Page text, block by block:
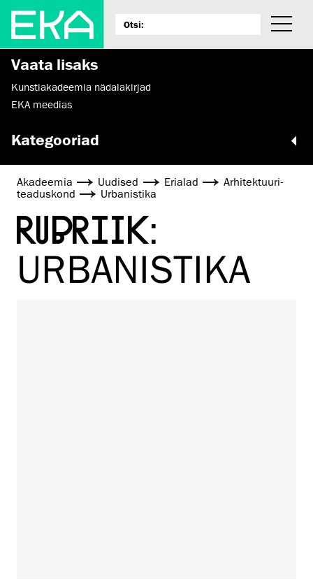
Vaata lisaks
Kunstiakadeemia nädalakirjad
EKA meedias
Kategooriad
Akadeemia Uudised Erialad
Arhitektuuri­
teaduskond
Urbanistika
RUBRIIK:
URBANISTIKA